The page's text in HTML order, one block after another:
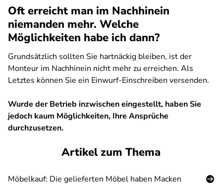
Oft erreicht man im Nachhinein
niemanden mehr. Welche
Möglichkeiten habe ich dann?
Grundsätzlich sollten Sie hartnäckig bleiben, ist der
Monteur im Nachhinein nicht mehr zu erreichen. Als
Letztes können Sie ein Einwurf-Einschreiben versenden.
Wurde der Betrieb inzwischen eingestellt, haben Sie
jedoch kaum Möglichkeiten, Ihre Ansprüche
durchzusetzen.
Artikel zum Thema
Möbelkauf: Die gelieferten Möbel haben Macken